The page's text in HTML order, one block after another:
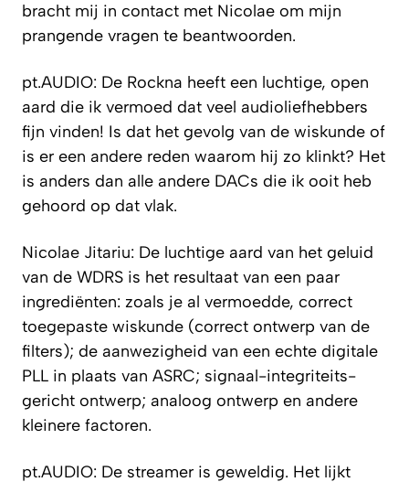
bracht mij in contact met Nicolae om mijn
prangende vragen te beantwoorden.
pt.AUDIO: De Rockna heeft een luchtige, open
aard die ik vermoed dat veel audioliefhebbers
fijn vinden! Is dat het gevolg van de wiskunde of
is er een andere reden waarom hij zo klinkt? Het
is anders dan alle andere DACs die ik ooit heb
gehoord op dat vlak.
Nicolae Jitariu: De luchtige aard van het geluid
van de WDRS is het resultaat van een paar
ingrediënten: zoals je al vermoedde, correct
toegepaste wiskunde (correct ontwerp van de
filters); de aanwezigheid van een echte digitale
PLL in plaats van ASRC; signaal-integriteits-
gericht ontwerp; analoog ontwerp en andere
kleinere factoren.
pt.AUDIO: De streamer is geweldig. Het lijkt